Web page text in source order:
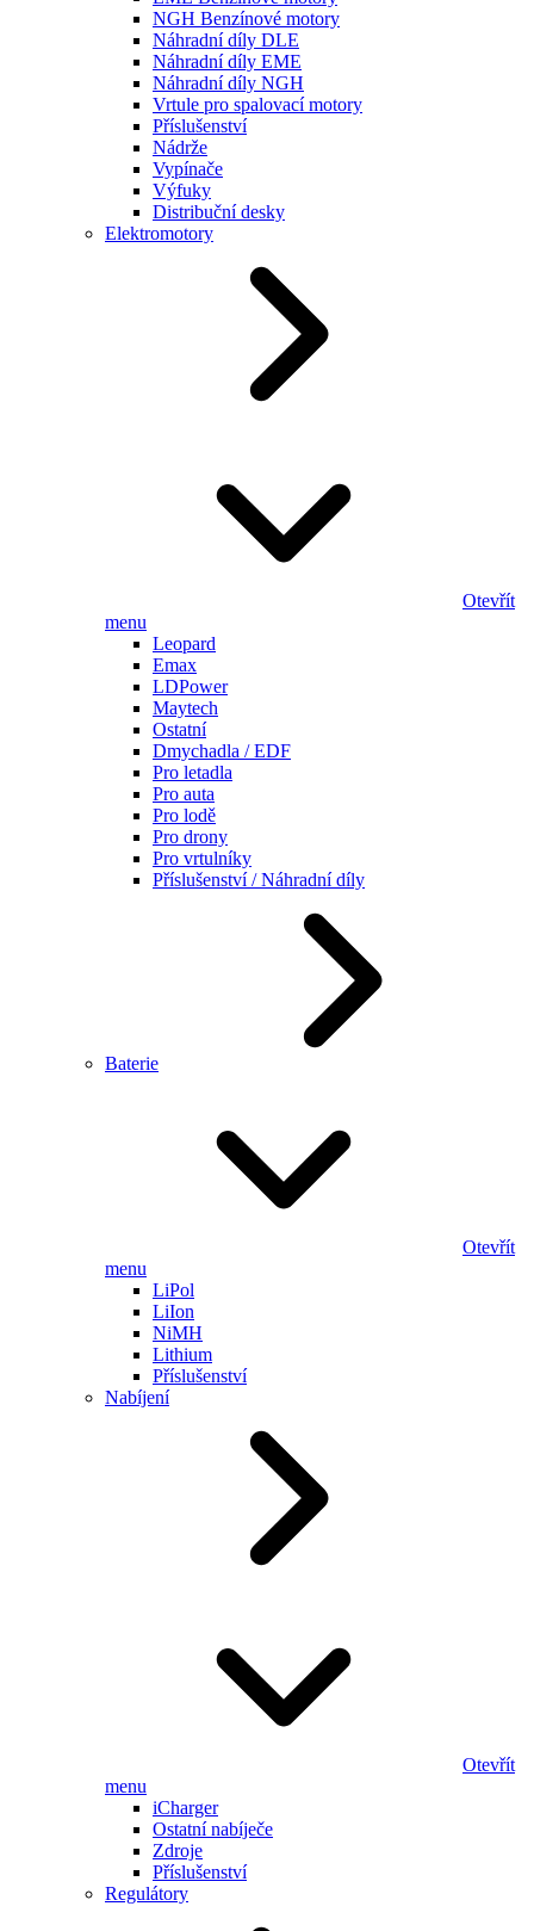
NGH Benzínové motory
Náhradní díly DLE
Náhradní díly EME
Náhradní díly NGH
Vrtule pro spalovací motory
Příslušenství
Nádrže
Vypínače
Výfuky
Distribuční desky
Elektromotory
Otevřít
menu
Leopard
Emax
LDPower
Maytech
Ostatní
Dmychadla / EDF
Pro letadla
Pro auta
Pro lodě
Pro drony
Pro vrtulníky
Příslušenství / Náhradní díly
Baterie
Otevřít
menu
LiPol
LiIon
NiMH
Lithium
Příslušenství
Nabíjení
Otevřít
menu
iCharger
Ostatní nabíječe
Zdroje
Příslušenství
Regulátory